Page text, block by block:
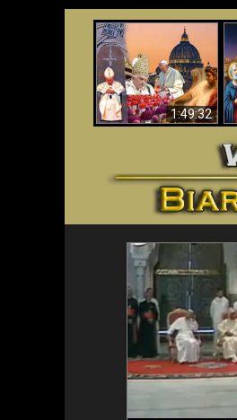
1:49:32
Wahyu di Vatikan
Sekarang